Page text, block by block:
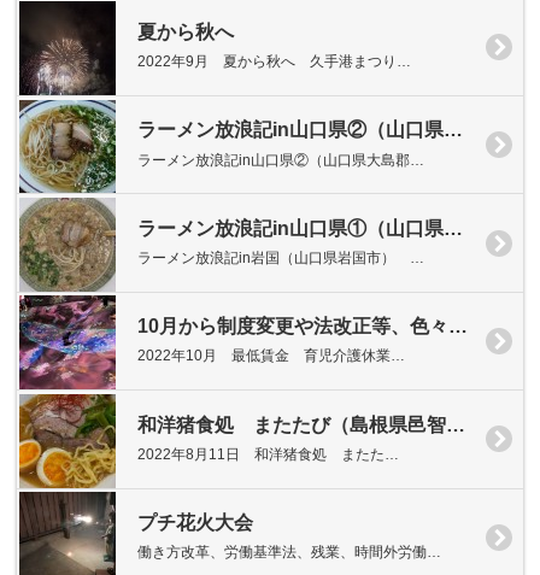
夏から秋へ
2022年9月 夏から秋へ 久手港まつり…
ラーメン放浪記in山口県②（山口県大島郡周防大島町）
ラーメン放浪記in山口県②（山口県大島郡…
ラーメン放浪記in山口県①（山口県岩国市）
ラーメン放浪記in岩国（山口県岩国市） …
10月から制度変更や法改正等、色々あります！
2022年10月 最低賃金 育児介護休業…
和洋猪食処 またたび（島根県邑智郡美郷町粕淵）
2022年8月11日 和洋猪食処 またた…
プチ花火大会
働き方改革、労働基準法、残業、時間外労働…